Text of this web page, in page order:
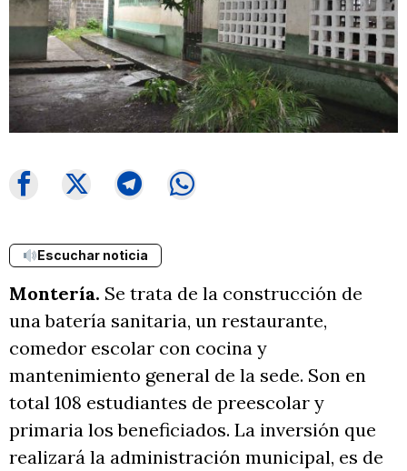
Escuchar noticia
Montería. Se trata de la construcción de
una batería sanitaria, un restaurante,
comedor escolar con cocina y
mantenimiento general de la sede. Son en
total 108 estudiantes de preescolar y
primaria los beneficiados. La inversión que
realizará la administración municipal, es de